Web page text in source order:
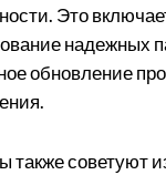
Это
надежных
обновление
также советуют